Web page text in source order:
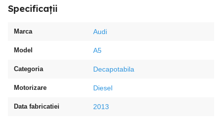
Specificații
Marca Audi
Model A5
Categoria Decapotabila
Motorizare Diesel
Data fabricatiei 2013